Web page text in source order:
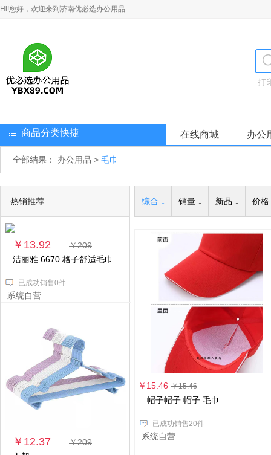
Hi!您好，欢迎来到济南优必选办公用品
打
商品分类快捷 在线商城 办公
全部结果： 办公用品 > 毛巾
热销推荐
￥13.92
￥209
洁丽雅 6670 格子舒适毛巾
已成功销售0件
系统自营
￥12.37
￥209
综合 ↓ 销量 ↓ 新品 ↓ 价格
￥15.46 ￥15.46
帽子帽子 帽子 毛巾
已成功销售20件
系统自营